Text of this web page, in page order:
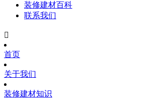
装修建材百科
联系我们

首页
关于我们
装修建材知识